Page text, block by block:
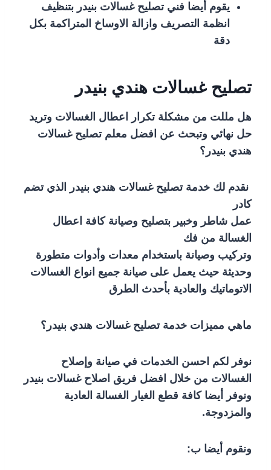
يقوم أيضا فني تصليح غسالات بنيدر بتنظيف
انظمة التصريف وازالة الاوساخ المتراكمة بكل
دقة
تصليح غسالات هندي بنيدر
هل مللت من مشكلة تكرار اعطال الغسالات وتريد
حل نهائي وتبحث عن افضل معلم تصليح غسالات
هندي بنيدر؟
نقدم لك خدمة تصليح غسالات هندي بنيدر الذي تضم
كادر
عمل شاطر وخبير بتصليح وصيانة كافة اعطال
الغسالة من فك
وتركيب وصيانة باستخدام معدات وأدوات متطورة
وحديثة حيث يعمل على صيانة جميع انواع الغسالات
الاتوماتيك والعادية بأحدث الطرق
ماهي مميزات خدمة تصليح غسالات هندي بنيدر؟
نوفر لكم احسن الخدمات في صيانة وإصلاح
الغسالات من خلال افضل فريق اصلاح غسالات بنيدر
ونوفر أيضا كافة قطع الغيار الغسالة العادية
والمزدوجة.
ونقوم أيضا ب: